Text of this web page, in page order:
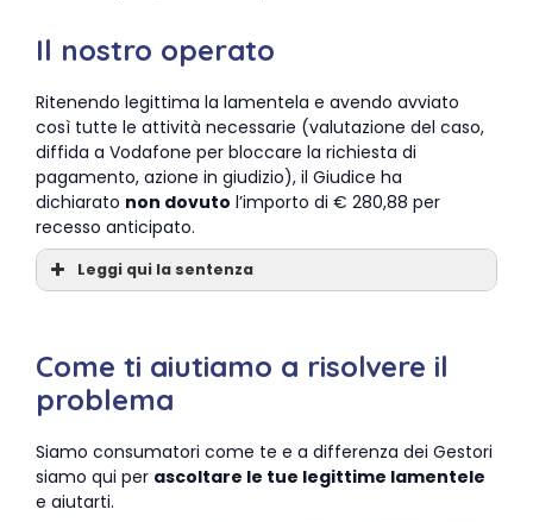
Il nostro operato
Ritenendo legittima la lamentela e avendo avviato
così tutte le attività necessarie (valutazione del caso,
diffida a Vodafone per bloccare la richiesta di
pagamento, azione in giudizio), il Giudice ha
dichiarato non dovuto l’importo di € 280,88 per
recesso anticipato.
Leggi qui la sentenza
Come ti aiutiamo a risolvere il
problema
Siamo consumatori come te e a differenza dei Gestori
siamo qui per ascoltare le tue legittime lamentele
e aiutarti.